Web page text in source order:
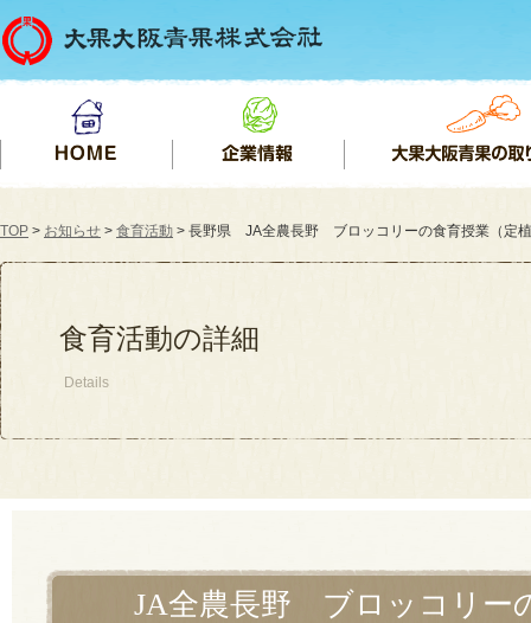
TOP > お知らせ > 食育活動 > 長野県 JA全農長野 ブロッコリーの食育授業（定
食育活動の詳細
Details
JA全農長野 ブロッコリー